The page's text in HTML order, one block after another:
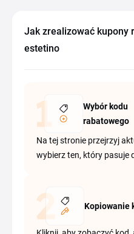
Jak zrealizować kupony
estetino
Wybór kodu
rabatowego
Na tej stronie przejrzyj
wybierz ten, który pasuje
Kopiowanie